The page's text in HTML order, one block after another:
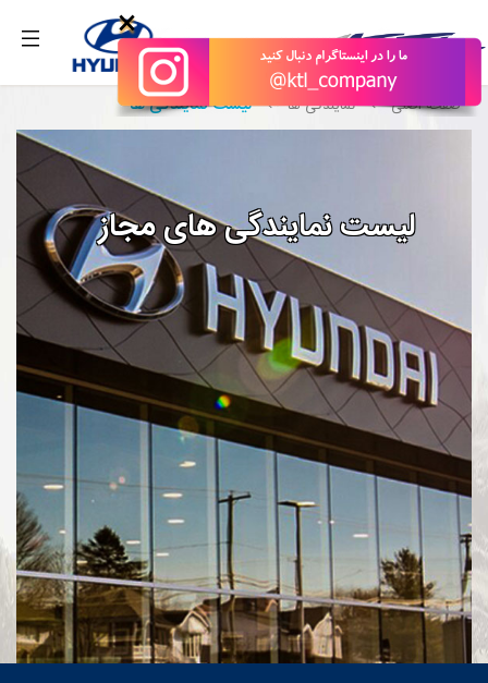
×
صفحه اصلی نمایندگی ها لیست نمایندگی ها
لیست نمایندگی های مجاز